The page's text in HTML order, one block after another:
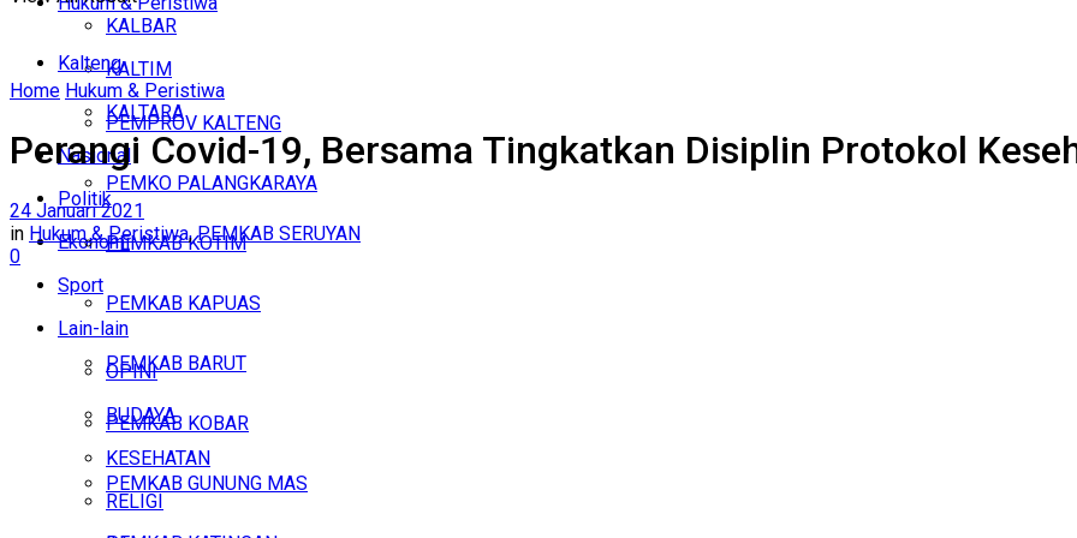
KALBAR
KALTIM
KALTARA
Nasional
Politik
Ekonomi
Sport
Lain-lain
OPINI
BUDAYA
KESEHATAN
RELIGI
Kalteng
PEMPROV KALTENG
PEMKO PALANGKARAYA
PEMKAB KOTIM
PEMKAB KAPUAS
PEMKAB BARUT
PEMKAB KOBAR
PEMKAB GUNUNG MAS
Home Hukum & Peristiwa
Perangi Covid-19, Bersama Tingkatkan Disiplin Protokol
24 Januari 2021
in Hukum & Peristiwa,PEMKAB SERUYAN
0